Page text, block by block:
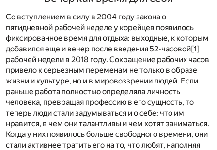
Со вступлением в силу в 2004 году закона о
пятидневной рабочей неделе у корейцев появилось
фиксированное время для отдыха: выходные, к которым
добавился еще и вечер после введения 52-часовой[1]
рабочей недели в 2018 году. Сокращение рабочих часов
привело к серьезным переменам не только в образе
жизни и культуре, но и в мировоззрении людей. Если
раньше работа полностью определяла личность
человека, превращая профессию в его сущность, то
теперь люди стали задумываться и о себе: что им
нравится, в чем они талантливы и чем хотят заниматься.
Когда у них появилось больше свободного времени, они
стали активнее тратить его на то, что любят, наполняя